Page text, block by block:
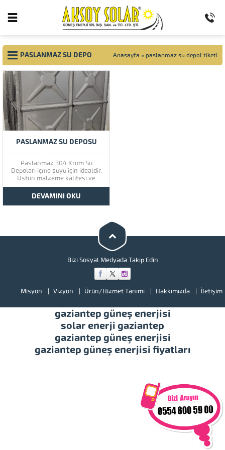
PASLANMAZ SU DEPO Anasayfa » paslanmaz su depoEtiketi
PASLANMAZ SU DEPOSU
Paslanmaz 304 Krom Su
Depoları içme suyu için idealdir.
Üstün malzeme kalitesi ve
özellikleri, ışık geçirmeyen yapısı
ile pürüzsüz ve tertemiz iç
yüzeyi sayesinde su içerisinde
bakteri, yosun, mantar ve alg
kanserojen...
DEVAMINI OKU
Bizi Sosyal Medyada Takip Edin
Misyon Vizyon Ürün/Hizmet Tanımı Hakkımızda İletişim
gaziantep güneş enerjisi
solar enerji gaziantep
gaziantep güneş enerjisi
gaziantep güneş enerjisi fiyatları